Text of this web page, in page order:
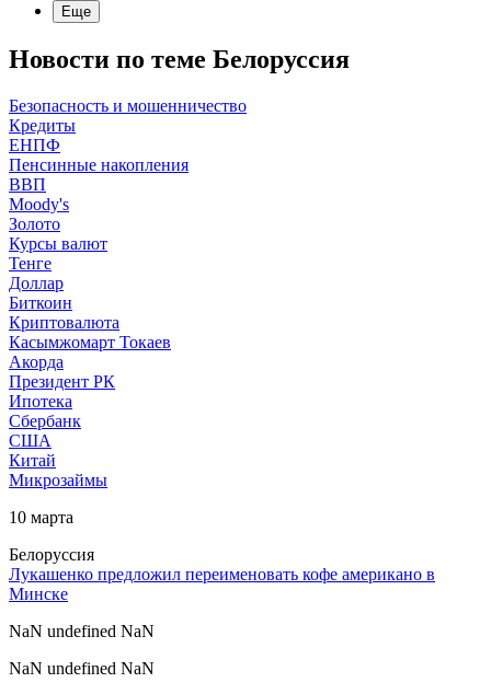
Еще
Новости по теме Белоруссия
Безопасность и мошенничество
Кредиты
ЕНПФ
Пенсинные накопления
ВВП
Moody's
Золото
Курсы валют
Тенге
Доллар
Биткоин
Криптовалюта
Касымжомарт Токаев
Акорда
Президент РК
Ипотека
Сбербанк
США
Китай
Микрозаймы
10 марта
Белоруссия
Лукашенко предложил переименовать кофе американо в
Минске
NaN undefined NaN
NaN undefined NaN